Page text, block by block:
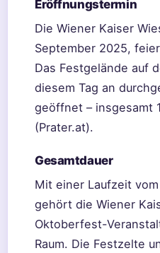
Eröffnungstermin
Die Wiener Kaiser
September 2025,
Das Festgelände auf
diesem Tag an
geöffnet – insgesamt
(Prater.at).
Gesamtdauer
Mit einer Laufzeit
gehört die Wiener
Oktoberfest-
Raum. Die Festzelte